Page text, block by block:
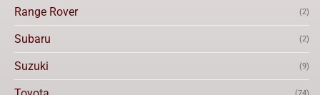
Range Rover (2)
Subaru (2)
Suzuki (9)
(74)